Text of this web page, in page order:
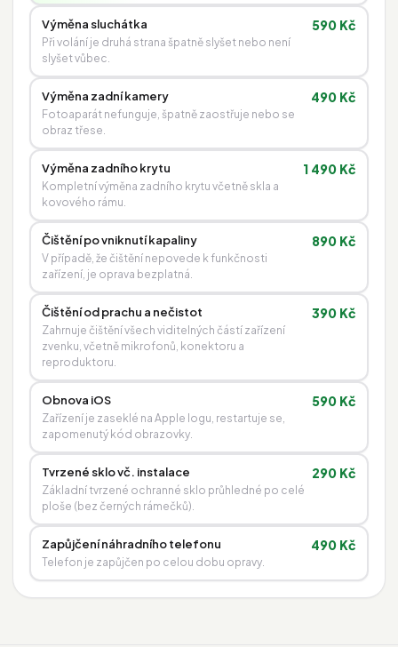
Výměna sluchátka
Při volání je druhá strana špatně slyšet nebo není
slyšet vůbec.
590 Kč
Výměna zadní kamery
Fotoaparát nefunguje, špatně zaostřuje nebo se
obraz třese.
490 Kč
Výměna zadního krytu
Kompletní výměna zadního krytu včetně skla a
kovového rámu.
1 490 Kč
Čištění po vniknutí kapaliny
V případě, že čištění nepovede k funkčnosti
zařízení, je oprava bezplatná.
890 Kč
Čištění od prachu a nečistot
Zahrnuje čištění všech viditelných částí zařízení
zvenku, včetně mikrofonů, konektoru a
reproduktoru.
390 Kč
Obnova iOS
Zařízení je zaseklé na Apple logu, restartuje se,
zapomenutý kód obrazovky.
590 Kč
Tvrzené sklo vč. instalace
Základní tvrzené ochranné sklo průhledné po celé
ploše (bez černých rámečků).
290 Kč
Zapůjčení náhradního telefonu
Telefon je zapůjčen po celou dobu opravy.
490 Kč